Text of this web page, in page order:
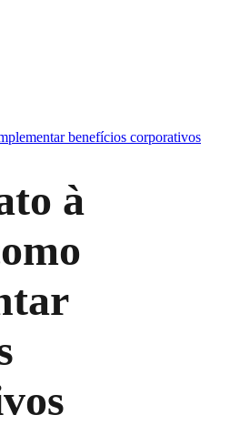
benefícios corporativos
à